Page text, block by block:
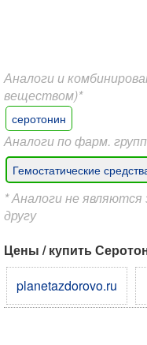
Аналоги и
веществом)*
серотонин
Аналоги по фарм.
Гемостатические
* Аналоги не являются
другу
Цены / купить
planetazdorovo.ru